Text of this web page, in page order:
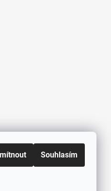
Souhlasím
každý všední
hodin